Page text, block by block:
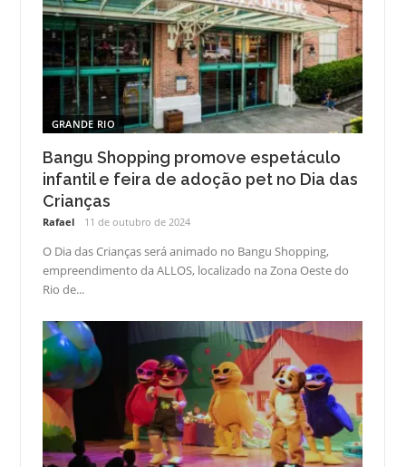
GRANDE RIO
Bangu Shopping promove espetáculo
infantil e feira de adoção pet no Dia das
Crianças
Rafael 11 de outubro de 2024
O Dia das Crianças será animado no Bangu Shopping,
empreendimento da ALLOS, localizado na Zona Oeste do
Rio de...